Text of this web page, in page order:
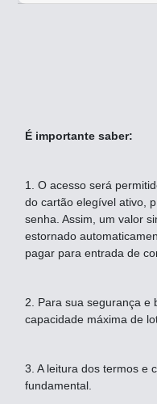
É importante saber:
1. O acesso será
do cartão elegível ativo,
senha. Assim, um valor
estornado
pagar para entrada de
2. Para sua segurança e
capacidade máxima de
3. A leitura dos termos e
fundamental.